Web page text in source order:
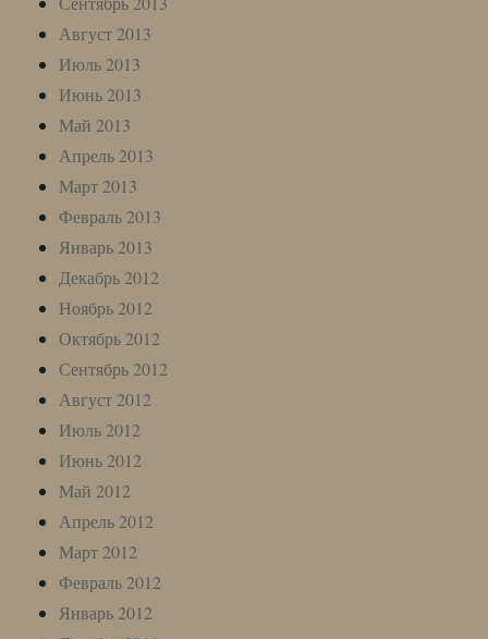
Август 2013
Июль 2013
Июнь 2013
Май 2013
Апрель 2013
Март 2013
Февраль 2013
Январь 2013
Декабрь 2012
Ноябрь 2012
Октябрь 2012
Сентябрь 2012
Август 2012
Июль 2012
Июнь 2012
Май 2012
Апрель 2012
Март 2012
Февраль 2012
Январь 2012